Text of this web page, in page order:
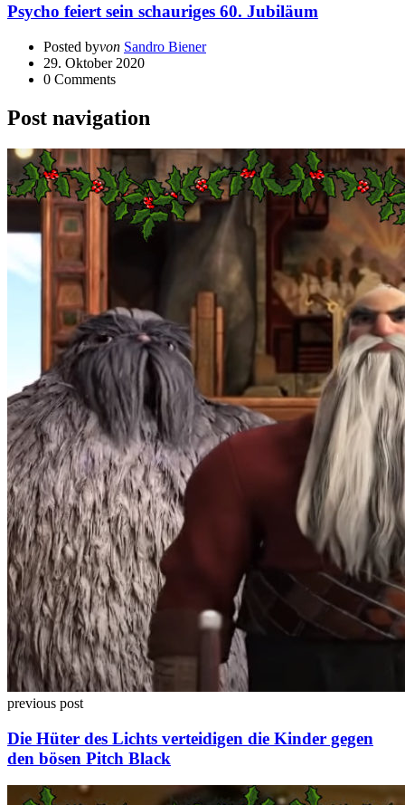
Psycho feiert sein schauriges 60. Jubiläum
Posted byvon Sandro Biener
29. Oktober 2020
0 Comments
Post navigation
previous post
Die Hüter des Lichts verteidigen die Kinder gegen
den bösen Pitch Black